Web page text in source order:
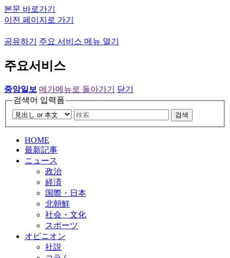
본문 바로가기
이전 페이지로 가기
공유하기 주요 서비스 메뉴 열기
주요서비스
중앙일보 메가메뉴로 돌아가기
닫기
검색어 입력폼
검색
HOME
最新記事
ニュース
政治
経済
国際・日本
北朝鮮
社会・文化
スポーツ
オピニオン
社説